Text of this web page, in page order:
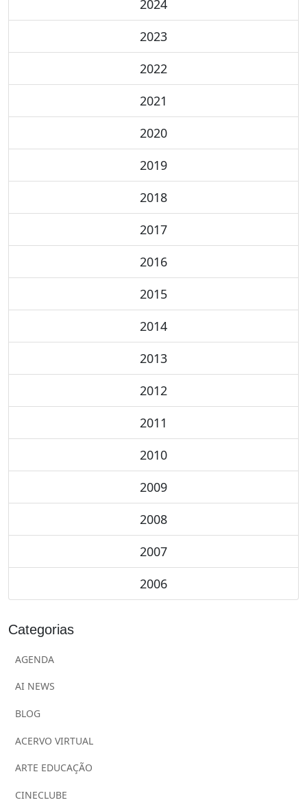
2024
2023
2022
2021
2020
2019
2018
2017
2016
2015
2014
2013
2012
2011
2010
2009
2008
2007
2006
Categorias
AGENDA
AI NEWS
BLOG
ACERVO VIRTUAL
ARTE EDUCAÇÃO
CINECLUBE